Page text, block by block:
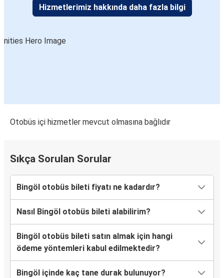
Bingöl
Güroymak
Bingöl
Bingöl
Hizmetlerimiz hakkında daha fazla bilgi
Otobüs içi hizmetler mevcut olmasına bağlıdır
Sıkça Sorulan Sorular
Bingöl otobüs bileti fiyatı ne kadardır?
Nasıl Bingöl otobüs bileti alabilirim?
Bingöl otobüs bileti satın almak için hangi
ödeme yöntemleri kabul edilmektedir?
Bingöl içinde kaç tane durak bulunuyor?